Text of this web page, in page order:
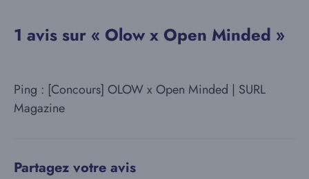
1 avis sur « Olow x Open Minded »
Ping : [Concours] OLOW x Open Minded | SURL
Magazine
Partagez votre avis